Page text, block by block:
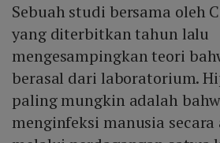
Sebuah studi bersama oleh
yang diterbitkan tahun lalu
mengesampingkan teori
berasal dari laboratorium.
paling mungkin adalah
menginfeksi manusia